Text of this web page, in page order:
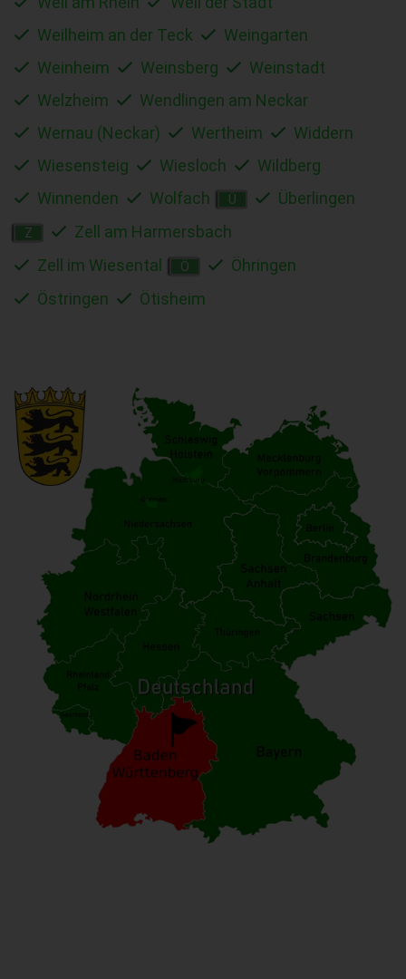
Weilheim an der Teck
Weingarten
Weinheim
Weinsberg
Weinstadt
Welzheim
Wendlingen am Neckar
Wernau (Neckar)
Wertheim
Widdern
Wiesensteig
Wiesloch
Wildberg
Winnenden
Wolfach Ü Überlingen
Z
Zell am Harmersbach
Zell im Wiesental
Ö
Öhringen
Östringen
Ötisheim